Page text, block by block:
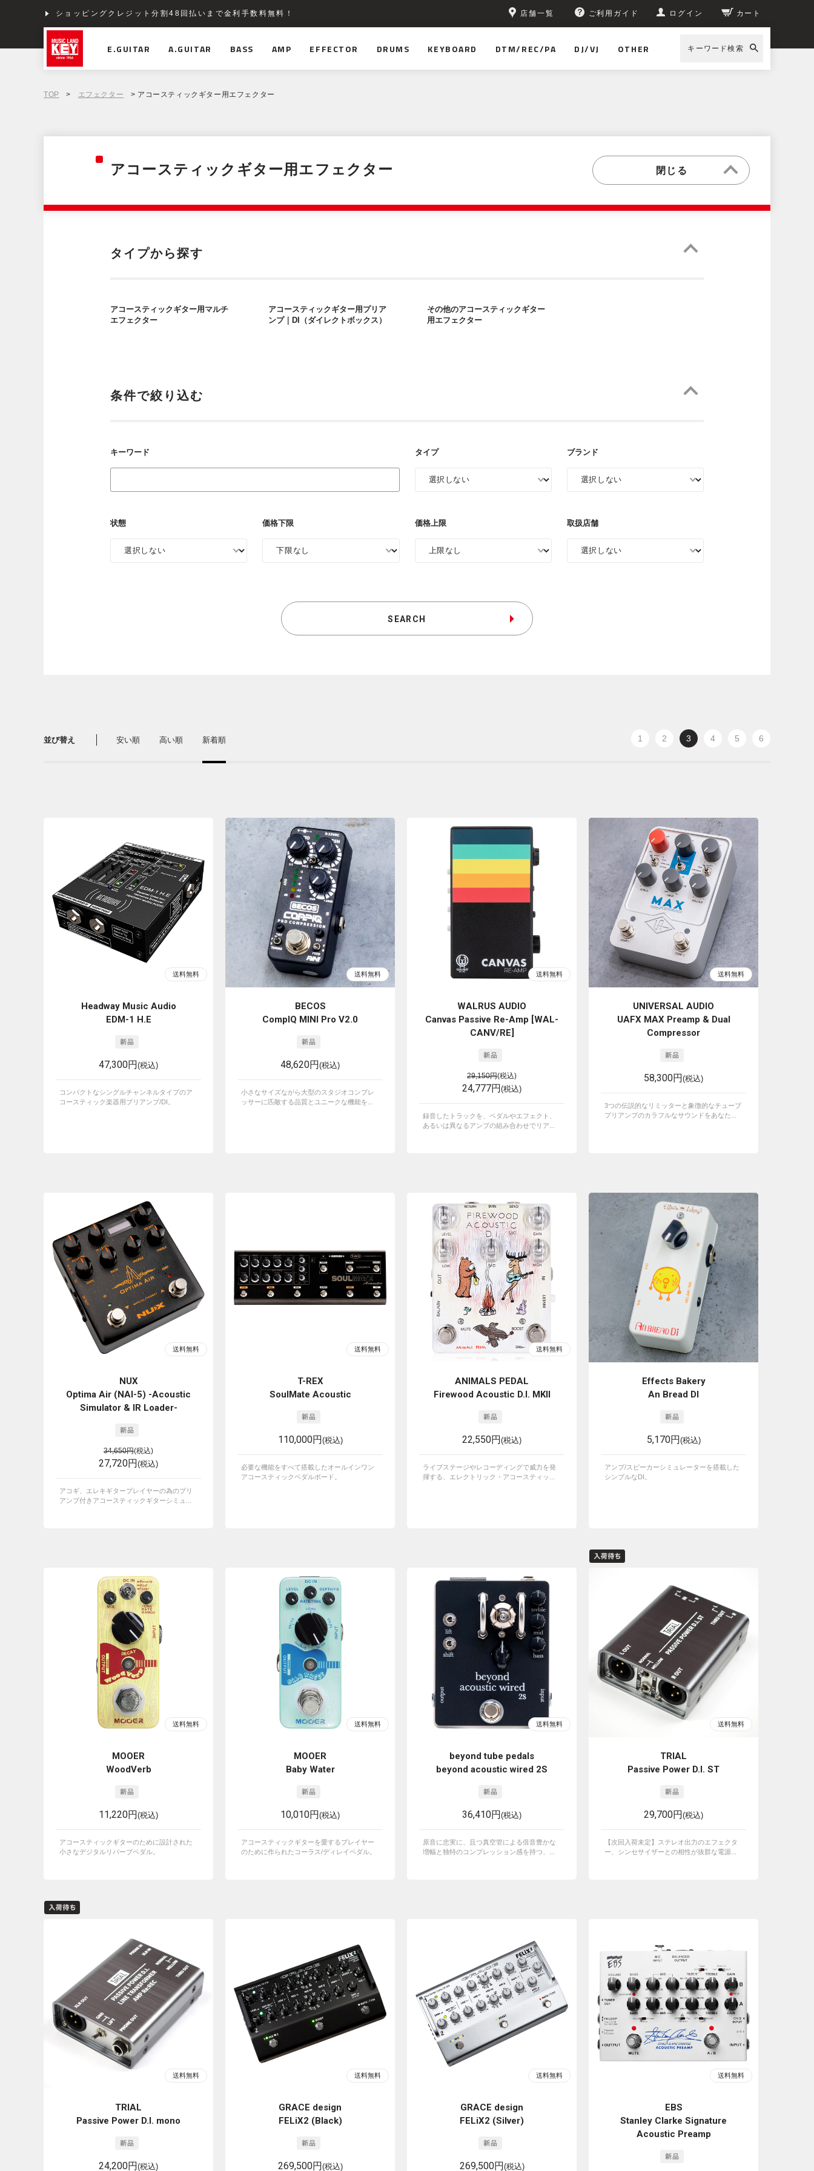
ショッピングクレジット分割48回払いまで金利手数料無料！ 店舗一覧 ご利用ガイド ログイン カート
E.GUITAR A.GUITAR BASS AMP EFFECTOR DRUMS KEYBOARD DTM/REC/PA DJ/VJ OTHER キーワード検索
TOP > エフェクター > アコースティックギター用エフェクター
アコースティックギター用エフェクター
タイプから探す
アコースティックギター用マルチ
エフェクター
アコースティックギター用プリア
ンプ｜DI（ダイレクトボックス）
その他のアコースティックギター
用エフェクター
条件で絞り込む
キーワード タイプ ブランド
状態 価格下限 価格上限 取扱店舗
SEARCH
並び替え 安い順 高い順 新着順 1 2 3 4 5 6
Headway Music Audio
EDM-1 H.E
47,300円(税込)
コンパクトなシングルチャンネルタイプのア
コースティック楽器用プリアンプ/DI。
BECOS
CompIQ MINI Pro V2.0
48,620円(税込)
小さなサイズながら大型のスタジオコンプレ
ッサーに匹敵する品質とユニークな機能を...
WALRUS AUDIO
Canvas Passive Re-Amp [WAL-
CANV/RE]
29,150円(税込)
24,777円(税込)
録音したトラックを、ペダルやエフェクト、
あるいは異なるアンプの組み合わせでリア...
UNIVERSAL AUDIO
UAFX MAX Preamp & Dual
Compressor
58,300円(税込)
3つの伝説的なリミッターと象徴的なチューブ
プリアンプのカラフルなサウンドをあなた...
NUX
Optima Air (NAI-5) -Acoustic
Simulator & IR Loader-
34,650円(税込)
27,720円(税込)
アコギ、エレキギタープレイヤーの為のプリ
アンプ付きアコースティックギターシミュ...
T-REX
SoulMate Acoustic
110,000円(税込)
必要な機能をすべて搭載したオールインワン
アコースティックペダルボード。
ANIMALS PEDAL
Firewood Acoustic D.I. MKII
22,550円(税込)
ライブステージやレコーディングで威力を発
揮する、エレクトリック・アコースティッ...
Effects Bakery
An Bread DI
5,170円(税込)
アンプ/スピーカーシミュレーターを搭載した
シンプルなDI。
MOOER
WoodVerb
11,220円(税込)
アコースティックギターのために設計された
小さなデジタルリバーブペダル。
MOOER
Baby Water
10,010円(税込)
アコースティックギターを愛するプレイヤー
のために作られたコーラス/ディレイペダル。
beyond tube pedals
beyond acoustic wired 2S
36,410円(税込)
原音に忠実に、且つ真空管による倍音豊かな
増幅と独特のコンプレッション感を持つ、...
TRIAL
Passive Power D.I. ST
29,700円(税込)
【次回入荷未定】ステレオ出力のエフェクタ
ー、シンセサイザーとの相性が抜群な電源...
TRIAL
Passive Power D.I. mono
24,200円(税込)
GRACE design
FELiX2 (Black)
269,500円(税込)
GRACE design
FELiX2 (Silver)
269,500円(税込)
EBS
Stanley Clarke Signature
Acoustic Preamp